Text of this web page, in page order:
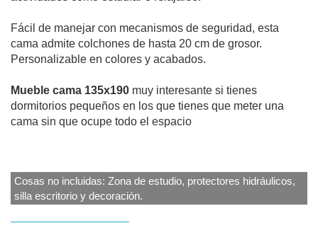
Fácil de manejar con mecanismos de seguridad, esta
cama admite colchones de hasta 20 cm de grosor.
Personalizable en colores y acabados.
Mueble cama 135x190 muy interesante si tienes
dormitorios pequeños en los que tienes que meter una
cama sin que ocupe todo el espacio
Cosas no incluidas: Zona de estudio, protectores hidráulicos,
silla escritorio y decoración.